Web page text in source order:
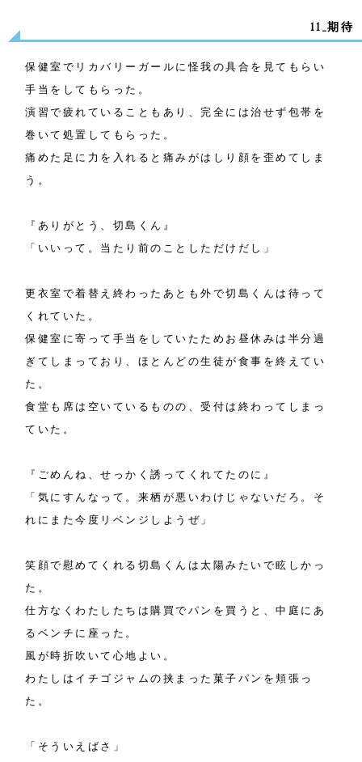
11_期待
保健室でリカバリーガールに怪我の具合を見てもらい
手当をしてもらった。
演習で疲れていることもあり、完全には治せず包帯を
巻いて処置してもらった。
痛めた足に力を入れると痛みがはしり顔を歪めてしま
う。
『ありがとう、切島くん』
「いいって。当たり前のことしただけだし」
更衣室で着替え終わったあとも外で切島くんは待って
くれていた。
保健室に寄って手当をしていたためお昼休みは半分過
ぎてしまっており、ほとんどの生徒が食事を終えてい
た。
食堂も席は空いているものの、受付は終わってしまっ
ていた。
『ごめんね、せっかく誘ってくれてたのに』
「気にすんなって。来栖が悪いわけじゃないだろ。そ
れにまた今度リベンジしようぜ」
笑顔で慰めてくれる切島くんは太陽みたいで眩しかっ
た。
仕方なくわたしたちは購買でパンを買うと、中庭にあ
るベンチに座った。
風が時折吹いて心地よい。
わたしはイチゴジャムの挟まった菓子パンを頬張っ
た。
「そういえばさ」